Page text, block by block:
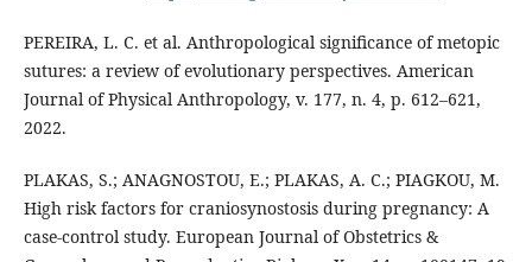
PEREIRA, L. C. et al. Anthropological significance of metopic
sutures: a review of evolutionary perspectives. American
Journal of Physical Anthropology, v. 177, n. 4, p. 612–621,
2022.
PLAKAS, S.; ANAGNOSTOU, E.; PLAKAS, A. C.; PIAGKOU, M.
High risk factors for craniosynostosis during pregnancy: A
case-control study. European Journal of Obstetrics &